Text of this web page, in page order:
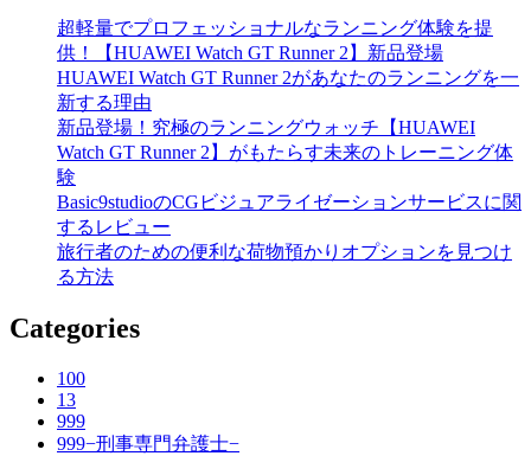
超軽量でプロフェッショナルなランニング体験を提
供！【HUAWEI Watch GT Runner 2】新品登場
HUAWEI Watch GT Runner 2があなたのランニングを一
新する理由
新品登場！究極のランニングウォッチ【HUAWEI
Watch GT Runner 2】がもたらす未来のトレーニング体
験
Basic9studioのCGビジュアライゼーションサービスに関
するレビュー
旅行者のための便利な荷物預かりオプションを見つけ
る方法
Categories
100
13
999
999−刑事専門弁護士−